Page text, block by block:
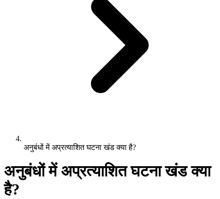
अनुबंधों में अप्रत्याशित घटना खंड क्या है?
अनुबंधों में अप्रत्याशित घटना खंड क्या
है?